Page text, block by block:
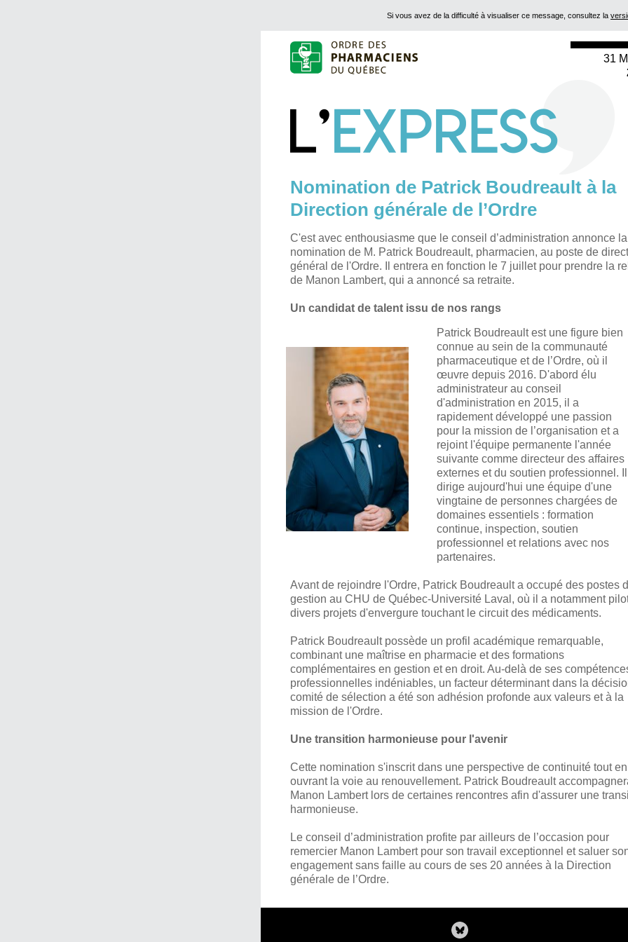
Si vous avez de la difficulté à visualiser ce message, consultez la
31
Nomination de Patrick Boudreault à la
Direction générale de l’Ordre
C'est avec enthousiasme que le conseil d’administration annonce la
nomination de M. Patrick Boudreault, pharmacien, au poste de
général de l'Ordre. Il entrera en fonction le 7 juillet pour prendre la
de Manon Lambert, qui a annoncé sa retraite.
Un candidat de talent issu de nos rangs
Patrick Boudreault est une figure bien
connue au sein de la communauté
pharmaceutique et de l’Ordre, où il
œuvre depuis 2016. D'abord élu
administrateur au conseil
d'administration en 2015, il a
rapidement développé une passion
pour la mission de l’organisation et a
rejoint l'équipe permanente l'année
suivante comme directeur des affaires
externes et du soutien professionnel. Il
dirige aujourd'hui une équipe d'une
vingtaine de personnes chargées de
domaines essentiels : formation
continue, inspection, soutien
professionnel et relations avec nos
partenaires.
Avant de rejoindre l'Ordre, Patrick Boudreault a occupé des postes
gestion au CHU de Québec-Université Laval, où il a notamment
divers projets d'envergure touchant le circuit des médicaments.
Patrick Boudreault possède un profil académique remarquable,
combinant une maîtrise en pharmacie et des formations
complémentaires en gestion et en droit. Au-delà de ses
professionnelles indéniables, un facteur déterminant dans la
comité de sélection a été son adhésion profonde aux valeurs et à la
mission de l'Ordre.
Une transition harmonieuse pour l'avenir
Cette nomination s'inscrit dans une perspective de continuité tout en
ouvrant la voie au renouvellement. Patrick Boudreault
Manon Lambert lors de certaines rencontres afin d'assurer une
harmonieuse.
Le conseil d’administration profite par ailleurs de l’occasion pour
remercier Manon Lambert pour son travail exceptionnel et saluer
engagement sans faille au cours de ses 20 années à la Direction
générale de l’Ordre.